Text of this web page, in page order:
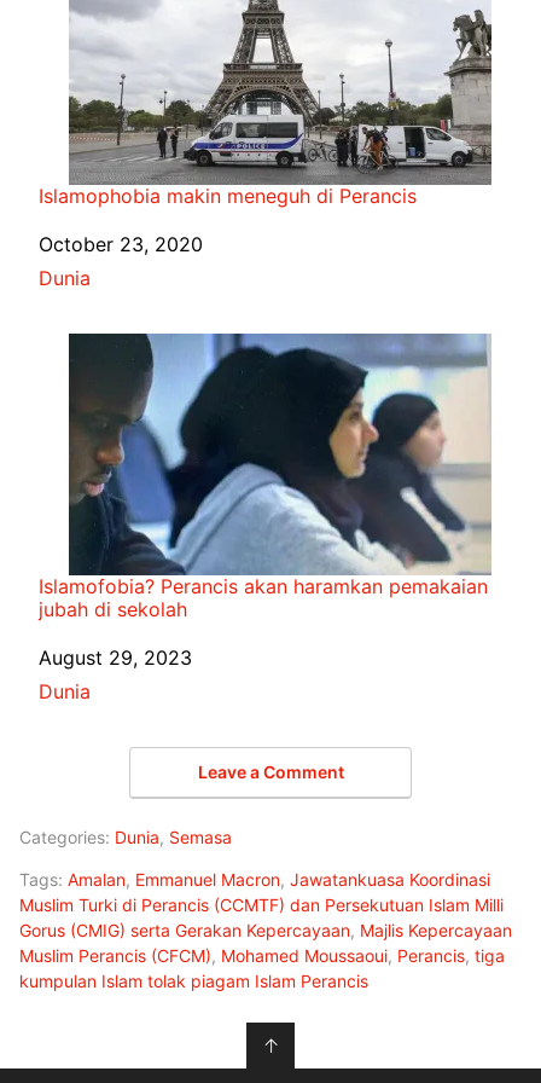
Islamophobia makin meneguh di Perancis
Date
October 23, 2020
In relation to
Dunia
Islamofobia? Perancis akan haramkan pemakaian
jubah di sekolah
Date
August 29, 2023
In relation to
Dunia
Leave a Comment
Categories: Dunia, Semasa
Tags: Amalan, Emmanuel Macron, Jawatankuasa Koordinasi
Muslim Turki di Perancis (CCMTF) dan Persekutuan Islam Milli
Gorus (CMIG) serta Gerakan Kepercayaan, Majlis Kepercayaan
Muslim Perancis (CFCM), Mohamed Moussaoui, Perancis, tiga
kumpulan Islam tolak piagam Islam Perancis
↑